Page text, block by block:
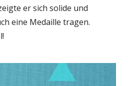
er sich solide und
eine Medaille tragen.